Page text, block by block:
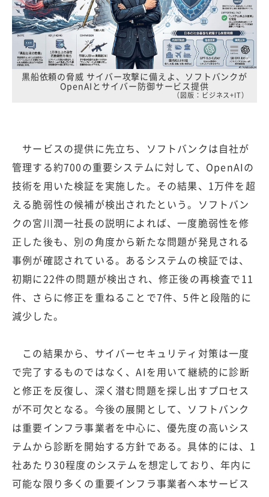
黒船依頼の脅威 サイバー攻撃に備えよ、ソフトバンクが
OpenAIとサイバー防御サービス提供
（図版：ビジネス+IT）
サービスの提供に先立ち、ソフトバンクは自社が
管理する約700の重要システムに対して、OpenAIの
技術を用いた検証を実施した。その結果、1万件を超
える脆弱性の候補が検出されたという。ソフトバン
クの宮川潤一社長の説明によれば、一度脆弱性を修
正した後も、別の角度から新たな問題が発見される
事例が確認されている。あるシステムの検証では、
初期に22件の問題が検出され、修正後の再検査で11
件、さらに修正を重ねることで7件、5件と段階的に
減少した。
この結果から、サイバーセキュリティ対策は一度
で完了するものではなく、AIを用いて継続的に診断
と修正を反復し、深く潜む問題を探し出すプロセス
が不可欠となる。今後の展開として、ソフトバンク
は重要インフラ事業者を中心に、優先度の高いシス
テムから診断を開始する方針である。具体的には、1
社あたり30程度のシステムを想定しており、年内に
可能な限り多くの重要インフラ事業者へ本サービス